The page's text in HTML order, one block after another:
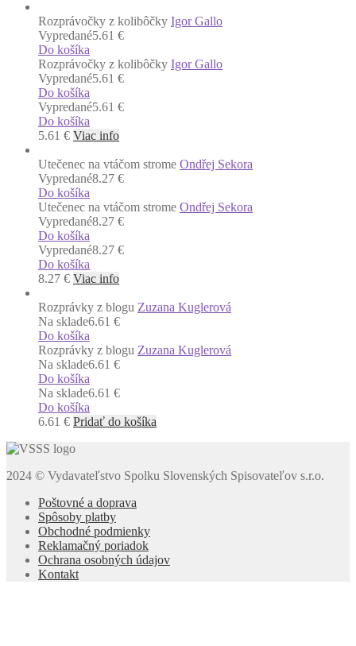
Rozprávočky z kolibôčky Igor Gallo
Vypredané5.61 €
Do košíka
Rozprávočky z kolibôčky Igor Gallo
Vypredané5.61 €
Do košíka
Vypredané5.61 €
Do košíka
5.61 € Viac info
Utečenec na vtáčom strome Ondřej Sekora
Vypredané8.27 €
Do košíka
Utečenec na vtáčom strome Ondřej Sekora
Vypredané8.27 €
Do košíka
Vypredané8.27 €
Do košíka
8.27 € Viac info
Rozprávky z blogu Zuzana Kuglerová
Na sklade6.61 €
Do košíka
Rozprávky z blogu Zuzana Kuglerová
Na sklade6.61 €
Do košíka
Na sklade6.61 €
Do košíka
6.61 € Pridať do košíka
2024 © Vydavateľstvo Spolku Slovenských Spisovateľov s.r.o.
Poštovné a doprava
Spôsoby platby
Obchodné podmienky
Reklamačný poriadok
Ochrana osobných údajov
Kontakt